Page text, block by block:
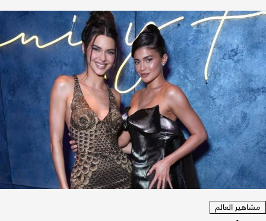
مشاهير العالم